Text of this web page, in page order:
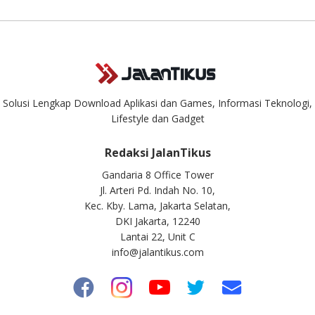
Solusi Lengkap Download Aplikasi dan Games, Informasi Teknologi,
Lifestyle dan Gadget
Redaksi JalanTikus
Gandaria 8 Office Tower
Jl. Arteri Pd. Indah No. 10,
Kec. Kby. Lama, Jakarta Selatan,
DKI Jakarta, 12240
Lantai 22, Unit C
info@jalantikus.com